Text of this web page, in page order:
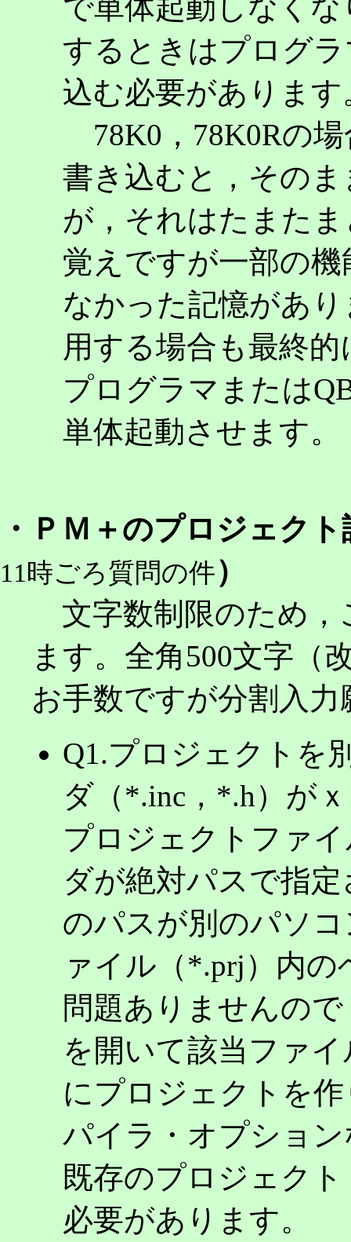
で単体起動しなく
するときはプログ
込む必要があります
78K0，78K0Rの
書き込むと，その
が，それはたまた
覚えですが一部の
なかった記憶があ
用する場合も最終
プログラマまたは
単体起動させます。
・ＰＭ＋のプロジェク
11時ごろ質問の件）
文字数制限のため，
ます。全角500文字（
お手数ですが分割入
Q1.プロジェクトを
ダ（*.inc，*.h）が
プロジェクトファ
ダが絶対パスで指
のパスが別のパソ
ァイル（*.prj）内
問題ありませんの
を開いて該当ファ
にプロジェクトを
パイラ・オプショ
既存のプロジェク
必要があります。